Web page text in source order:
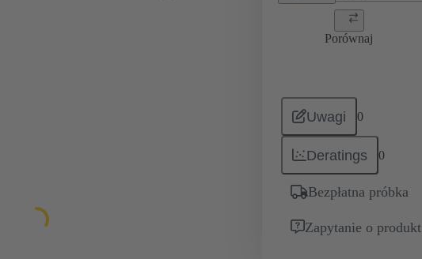
Porównaj
Uwagi 0
Deratings 0
Bezpłatna próbka
Zapytanie o produkt